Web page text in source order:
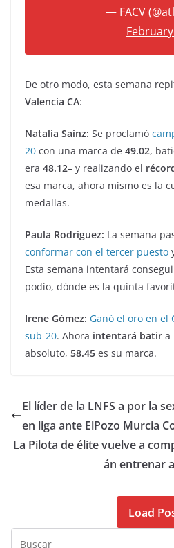
— FACV
De otro modo, esta semana
Valencia CA:
Natalia Sainz: Se proclamó
20 con una marca de 49.02,
era 48.12– y realizando el
esa marca, ahora mismo es la
medallas.
Paula Rodríguez: La semana
conformar con el tercer puesto
Esta semana intentará
podio, dónde es la quinta
Irene Gómez: Ganó el oro en el
sub-20. Ahora intentará batir a
absoluto, 58.45 es su marca.
El líder de la LNFS a por la
en liga ante ElPozo Murcia
La Pilota de élite vuelve a
án entrenar
Load